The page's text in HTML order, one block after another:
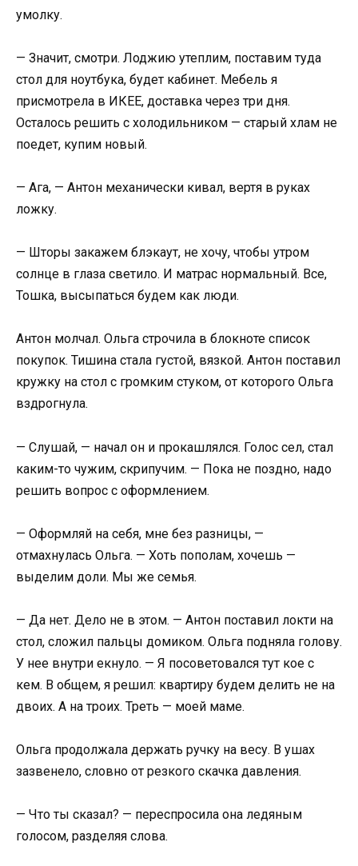
умолку.
— Значит, смотри. Лоджию утеплим, поставим туда
стол для ноутбука, будет кабинет. Мебель я
присмотрела в ИКЕЕ, доставка через три дня.
Осталось решить с холодильником — старый хлам не
поедет, купим новый.
— Ага, — Антон механически кивал, вертя в руках
ложку.
— Шторы закажем блэкаут, не хочу, чтобы утром
солнце в глаза светило. И матрас нормальный. Все,
Тошка, высыпаться будем как люди.
Антон молчал. Ольга строчила в блокноте список
покупок. Тишина стала густой, вязкой. Антон поставил
кружку на стол с громким стуком, от которого Ольга
вздрогнула.
— Слушай, — начал он и прокашлялся. Голос сел, стал
каким-то чужим, скрипучим. — Пока не поздно, надо
решить вопрос с оформлением.
— Оформляй на себя, мне без разницы, —
отмахнулась Ольга. — Хоть пополам, хочешь —
выделим доли. Мы же семья.
— Да нет. Дело не в этом. — Антон поставил локти на
стол, сложил пальцы домиком. Ольга подняла голову.
У нее внутри екнуло. — Я посоветовался тут кое с
кем. В общем, я решил: квартиру будем делить не на
двоих. А на троих. Треть — моей маме.
Ольга продолжала держать ручку на весу. В ушах
зазвенело, словно от резкого скачка давления.
— Что ты сказал? — переспросила она ледяным
голосом, разделяя слова.